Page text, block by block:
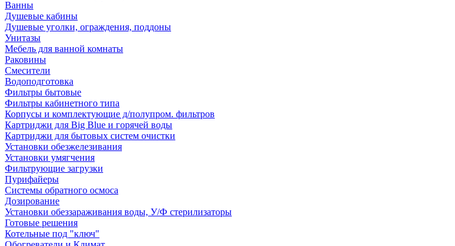
Ванны
Душевые кабины
Душевые уголки, ограждения, поддоны
Унитазы
Мебель для ванной комнаты
Раковины
Смесители
Водоподготовка
Фильтры бытовые
Фильтры кабинетного типа
Корпусы и комплектующие д/полупром. фильтров
Картриджи для Big Blue и горячей воды
Картриджи для бытовых систем очистки
Установки обезжелезивания
Установки умягчения
Фильтрующие загрузки
Пурифайеры
Системы обратного осмоса
Дозирование
Установки обеззараживания воды, У/Ф стерилизаторы
Готовые решения
Котельные под "ключ"